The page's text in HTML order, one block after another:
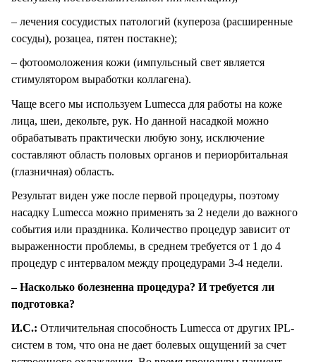
– лечения сосудистых патологий (купероза (расширенные
сосуды), розацеа, пятен постакне);
– фотоомоложения кожи (импульсный свет является
стимулятором выработки коллагена).
Чаще всего мы используем Lumecca для работы на коже
лица, шеи, декольте, рук. Но данной насадкой можно
обрабатывать практически любую зону, исключение
составляют область половых органов и периорбитальная
(глазничная) область.
Результат виден уже после первой процедуры, поэтому
насадку Lumecca можно применять за 2 недели до важного
события или праздника. Количество процедур зависит от
выраженности проблемы, в среднем требуется от 1 до 4
процедур с интервалом между процедурами 3-4 недели.
– Насколько болезненна процедура? И требуется ли
подготовка?
И.С.: Отличительная способность Lumecca от других IPL-
систем в том, что она не дает болевых ощущений за счет